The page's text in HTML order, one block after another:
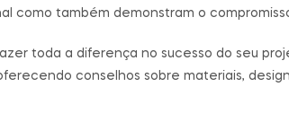
como também demonstram o
toda a diferença no sucesso do seu
conselhos sobre materiais,